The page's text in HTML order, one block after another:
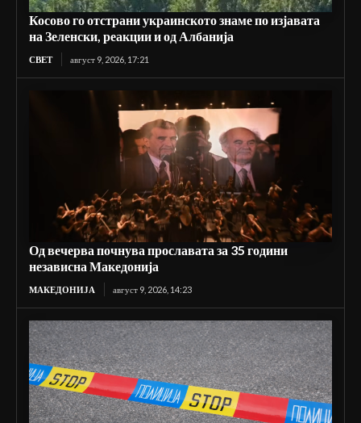
Косово го отстрани украинското знаме по изјавата
на Зеленски, реакции и од Албанија
СВЕТ август 9, 2026, 17:21
Од вечерва почнува прославата за 35 години
независна Македонија
МАКЕДОНИЈА август 9, 2026, 14:23